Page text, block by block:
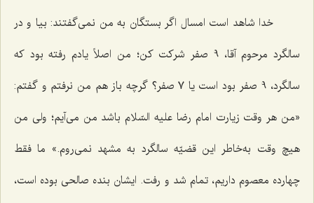
خدا شاهد است امسال اگر بستگان به من نمی‌گفتند: بیا و در
سالگرد مرحوم آقا، 9 صفر شرکت کن؛ من اصلاً یادم رفته بود که
سالگرد، 9 صفر بود است یا 7 صفر؟ گرچه باز هم من نرفتم و گفتم:
«من هر وقت زیارت امام رضا علیه السّلام باشد من می‌آیم؛ ولی من
هیچ وقت به‌خاطر این قضیّه سالگرد به مشهد نمی‌روم.» ما فقط
چهارده معصوم داریم، تمام شد و رفت. ایشان بنده صالحی بوده است،